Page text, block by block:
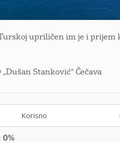
upriličen im je i prijem
Stanković“ Čečava
Korisno
0%